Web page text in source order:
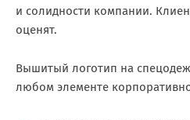
и солидности компании.
оценят.
Вышитый логотип на
любом элементе